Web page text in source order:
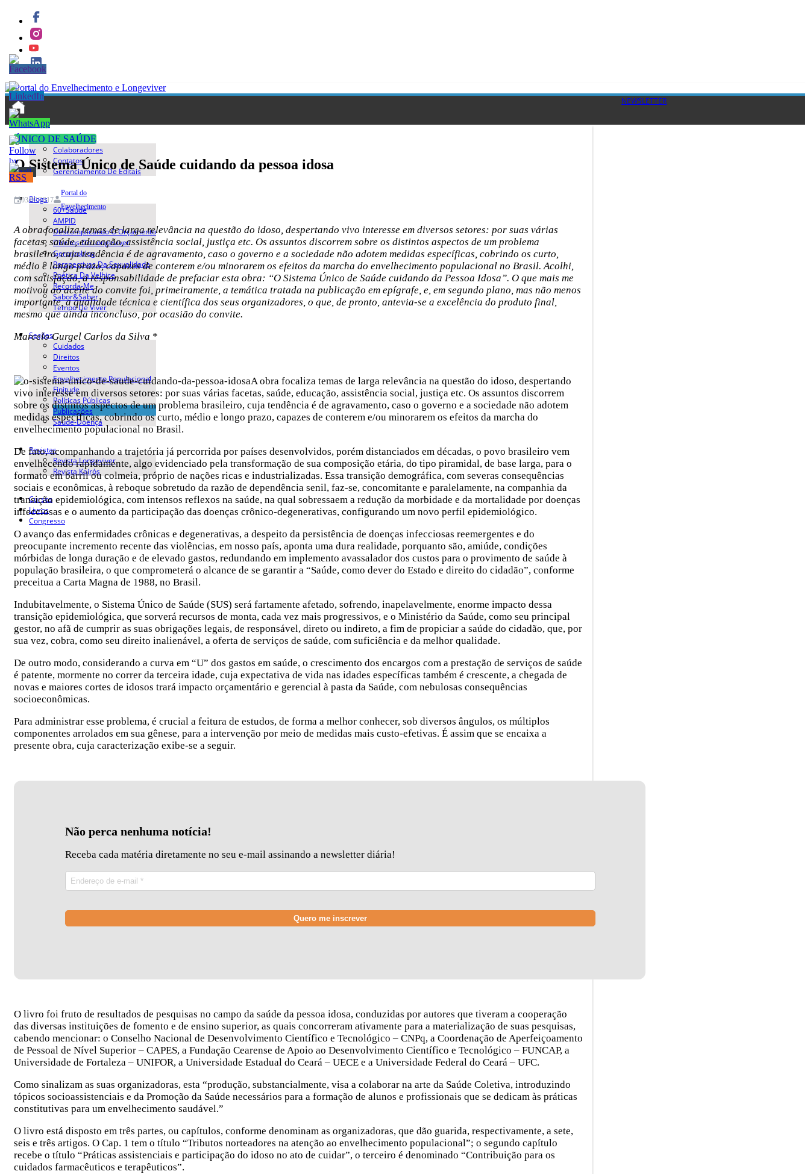
Quem Somos
Colaboradores
Contatos
Gerenciamento De Editais
Blogs
60+saúde
AMPID
Descomplicando O Orçamento
Direitos Do Longeviver
Gerontoblog
Perspectivas Da Sexualidade
Poética Da Velhice
Recorda-Me
Sabor&Saber
Tempo De Viver
Seções
Cuidados
Direitos
Eventos
Envelhecimento Populacional
Finitude
Políticas Públicas
Publicações
Saúde-Doença
Revistas
Revista Longeviver
Revista Kairós
Cursos
Livros
Congresso
NEWSLETTER
ÚNICO DE SAÚDE
O Sistema Único de Saúde cuidando da pessoa idosa
03/02/2017
Portal do
Envelhecimento
A obra focaliza temas de larga relevância na questão do idoso, despertando vivo interesse em diversos setores: por suas várias
facetas, saúde, educação, assistência social, justiça etc. Os assuntos discorrem sobre os distintos aspectos de um problema
brasileiro, cuja tendência é de agravamento, caso o governo e a sociedade não adotem medidas específicas, cobrindo os curto,
médio e longo prazo, capazes de conterem e/ou minorarem os efeitos da marcha do envelhecimento populacional no Brasil. Acolhi,
com satisfação, a responsabilidade de prefaciar esta obra: “O Sistema Único de Saúde cuidando da Pessoa Idosa”. O que mais me
motivou ao aceite do convite foi, primeiramente, a temática tratada na publicação em epígrafe, e, em segundo plano, mas não menos
importante, a qualidade técnica e científica dos seus organizadores, o que, de pronto, antevia-se a excelência do produto final,
mesmo que ainda inconcluso, por ocasião do convite.
Marcelo Gurgel Carlos da Silva *
A obra focaliza temas de larga relevância na questão do idoso, despertando
vivo interesse em diversos setores: por suas várias facetas, saúde, educação, assistência social, justiça etc. Os assuntos discorrem
sobre os distintos aspectos de um problema brasileiro, cuja tendência é de agravamento, caso o governo e a sociedade não adotem
medidas específicas, cobrindo os curto, médio e longo prazo, capazes de conterem e/ou minorarem os efeitos da marcha do
envelhecimento populacional no Brasil.
De fato, acompanhando a trajetória já percorrida por países desenvolvidos, porém distanciados em décadas, o povo brasileiro vem
envelhecendo rapidamente, algo evidenciado pela transformação de sua composição etária, do tipo piramidal, de base larga, para o
formato em barril ou colmeia, próprio de nações ricas e industrializadas. Essa transição demográfica, com severas consequências
sociais e econômicas, à reboque sobretudo da razão de dependência senil, faz-se, concomitante e paralelamente, na companhia da
transição epidemiológica, com intensos reflexos na saúde, na qual sobressaem a redução da morbidade e da mortalidade por doenças
infecciosas e o aumento da participação das doenças crônico-degenerativas, configurando um novo perfil epidemiológico.
O avanço das enfermidades crônicas e degenerativas, a despeito da persistência de doenças infecciosas reemergentes e do
preocupante incremento recente das violências, em nosso país, aponta uma dura realidade, porquanto são, amiúde, condições
mórbidas de longa duração e de elevado gastos, redundando em implemento avassalador dos custos para o provimento de saúde à
população brasileira, o que comprometerá o alcance de se garantir a “Saúde, como dever do Estado e direito do cidadão”, conforme
preceitua a Carta Magna de 1988, no Brasil.
Indubitavelmente, o Sistema Único de Saúde (SUS) será fartamente afetado, sofrendo, inapelavelmente, enorme impacto dessa
transição epidemiológica, que sorverá recursos de monta, cada vez mais progressivos, e o Ministério da Saúde, como seu principal
gestor, no afã de cumprir as suas obrigações legais, de responsável, direto ou indireto, a fim de propiciar a saúde do cidadão, que, por
sua vez, cobra, como seu direito inalienável, a oferta de serviços de saúde, com suficiência e da melhor qualidade.
De outro modo, considerando a curva em “U” dos gastos em saúde, o crescimento dos encargos com a prestação de serviços de saúde
é patente, mormente no correr da terceira idade, cuja expectativa de vida nas idades específicas também é crescente, a chegada de
novas e maiores cortes de idosos trará impacto orçamentário e gerencial à pasta da Saúde, com nebulosas consequências
socioeconômicas.
Para administrar esse problema, é crucial a feitura de estudos, de forma a melhor conhecer, sob diversos ângulos, os múltiplos
componentes arrolados em sua gênese, para a intervenção por meio de medidas mais custo-efetivas. É assim que se encaixa a
presente obra, cuja caracterização exibe-se a seguir.
Não perca nenhuma notícia!
Receba cada matéria diretamente no seu e-mail assinando a newsletter diária!
O livro foi fruto de resultados de pesquisas no campo da saúde da pessoa idosa, conduzidas por autores que tiveram a cooperação
das diversas instituições de fomento e de ensino superior, as quais concorreram ativamente para a materialização de suas pesquisas,
cabendo mencionar: o Conselho Nacional de Desenvolvimento Científico e Tecnológico – CNPq, a Coordenação de Aperfeiçoamento
de Pessoal de Nível Superior – CAPES, a Fundação Cearense de Apoio ao Desenvolvimento Científico e Tecnológico – FUNCAP, a
Universidade de Fortaleza – UNIFOR, a Universidade Estadual do Ceará – UECE e a Universidade Federal do Ceará – UFC.
Como sinalizam as suas organizadoras, esta “produção, substancialmente, visa a colaborar na arte da Saúde Coletiva, introduzindo
tópicos socioassistenciais e da Promoção da Saúde necessários para a formação de alunos e profissionais que se dedicam às práticas
constitutivas para um envelhecimento saudável.”
O livro está disposto em três partes, ou capítulos, conforme denominam as organizadoras, que dão guarida, respectivamente, a sete,
seis e três artigos. O Cap. 1 tem o título “Tributos norteadores na atenção ao envelhecimento populacional”; o segundo capítulo
recebe o título “Práticas assistenciais e participação do idoso no ato de cuidar”, o terceiro é denominado “Contribuição para os
cuidados farmacêuticos e terapêuticos”.